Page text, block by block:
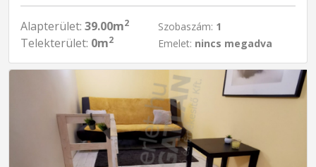
Alapterület: 39.00m2
Telekterület: 0m2
Szobaszám: 1
Emelet: nincs megadva